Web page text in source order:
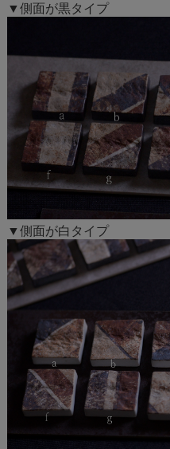
▼側面が黒タイプ
▼側面が白タイプ